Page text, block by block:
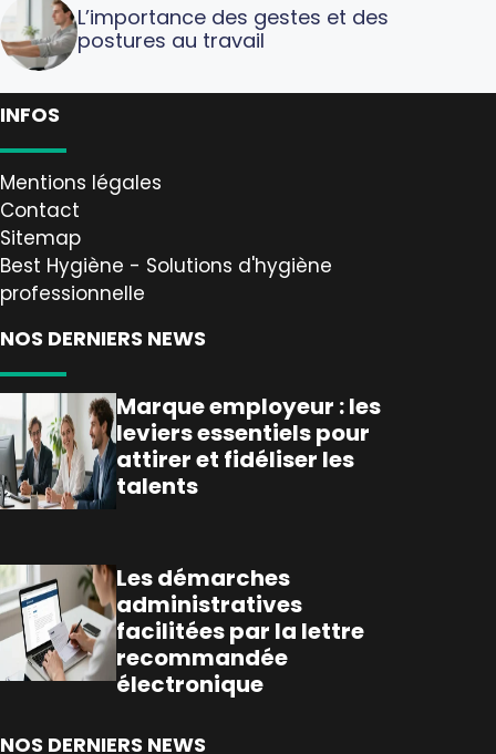
L’importance des gestes et des
postures au travail
INFOS
Mentions légales
Contact
Sitemap
Best Hygiène - Solutions d'hygiène
professionnelle
NOS DERNIERS NEWS
Marque employeur : les
leviers essentiels pour
attirer et fidéliser les
talents
Les démarches
administratives
facilitées par la lettre
recommandée
électronique
NOS DERNIERS NEWS